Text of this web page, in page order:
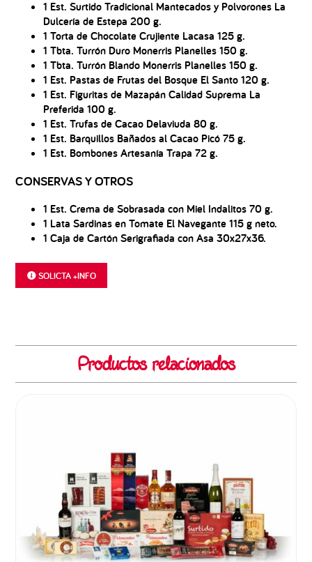
1 Est. Surtido Tradicional Mantecados y Polvorones La
Dulcería de Estepa 200 g.
1 Torta de Chocolate Crujiente Lacasa 125 g.
1 Tbta. Turrón Duro Monerris Planelles 150 g.
1 Tbta. Turrón Blando Monerris Planelles 150 g.
1 Est. Pastas de Frutas del Bosque El Santo 120 g.
1 Est. Figuritas de Mazapán Calidad Suprema La
Preferida 100 g.
1 Est. Trufas de Cacao Delaviuda 80 g.
1 Est. Barquillos Bañados al Cacao Picó 75 g.
1 Est. Bombones Artesanía Trapa 72 g.
CONSERVAS Y OTROS
1 Est. Crema de Sobrasada con Miel Indalitos 70 g.
1 Lata Sardinas en Tomate El Navegante 115 g neto.
1 Caja de Cartón Serigrafiada con Asa 30x27x36.
SOLICTA +INFO
Productos relacionados